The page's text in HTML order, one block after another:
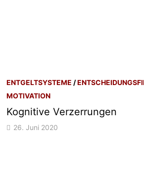
ENTGELTSYSTEME /
MOTIVATION
Kognitive Verzerrungen
26. Juni 2020